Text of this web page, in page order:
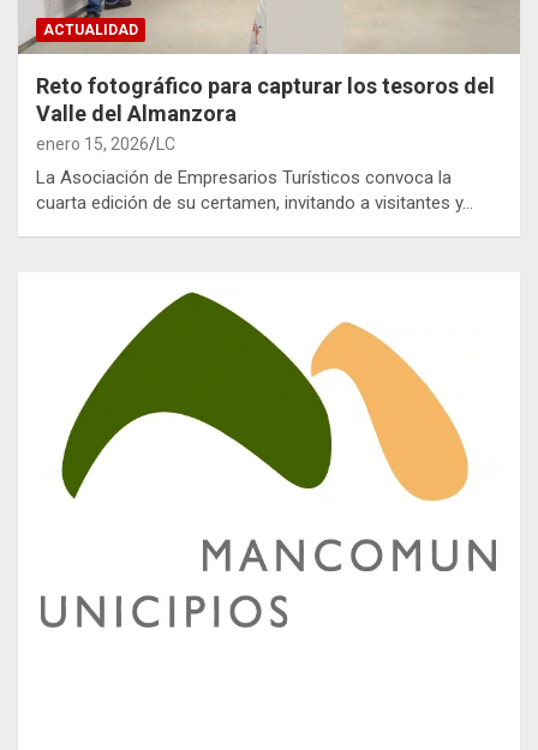
ACTUALIDAD
Reto fotográfico para capturar los tesoros del
Valle del Almanzora
enero 15, 2026 LC
La Asociación de Empresarios Turísticos convoca la
cuarta edición de su certamen, invitando a visitantes y…